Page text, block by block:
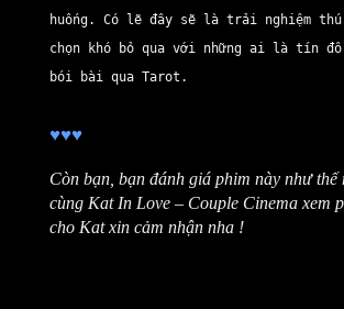
huống. Có lẽ đây sẽ là trải nghiệm
chọn khó bỏ qua với những ai là tín đồ
bói bài qua Tarot.
♥♥♥
Còn bạn, bạn đánh giá phim này như thế
cùng Kat In Love – Couple Cinema xem
cho Kat xin cảm nhận nha !